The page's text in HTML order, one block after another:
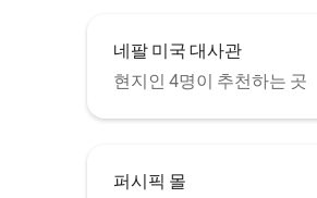
네팔 미국 대사관
현지인 4명이 추천하는 곳
퍼시픽 몰